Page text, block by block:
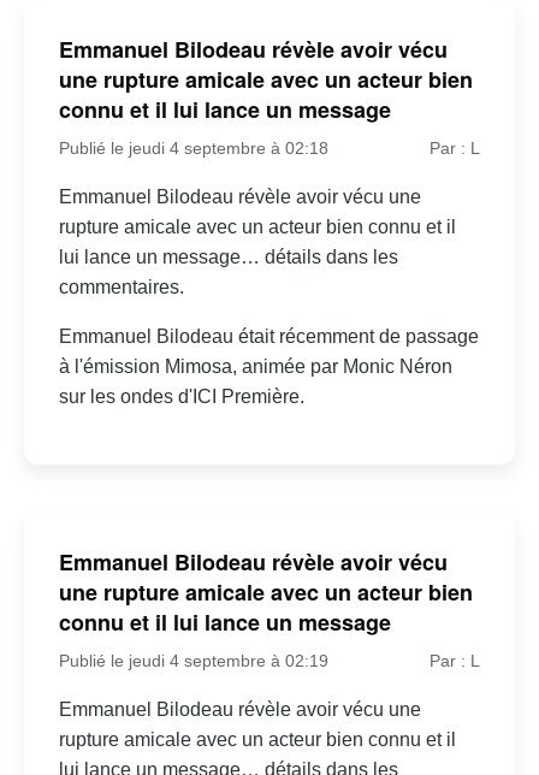
Emmanuel Bilodeau révèle avoir vécu
une rupture amicale avec un acteur bien
connu et il lui lance un message
Publié le jeudi 4 septembre à 02:18 Par : L
Emmanuel Bilodeau révèle avoir vécu une
rupture amicale avec un acteur bien connu et il
lui lance un message… détails dans les
commentaires.
Emmanuel Bilodeau était récemment de passage
à l'émission Mimosa, animée par Monic Néron
sur les ondes d'ICI Première.
Emmanuel Bilodeau révèle avoir vécu
une rupture amicale avec un acteur bien
connu et il lui lance un message
Publié le jeudi 4 septembre à 02:19 Par : L
Emmanuel Bilodeau révèle avoir vécu une
rupture amicale avec un acteur bien connu et il
lui lance un message… détails dans les